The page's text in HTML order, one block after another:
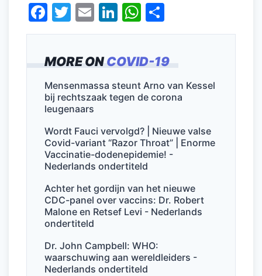
MORE ONCOVID-19
Mensenmassa steunt Arno van Kessel
bij rechtszaak tegen de corona
leugenaars
Wordt Fauci vervolgd? | Nieuwe valse
Covid-variant “Razor Throat” | Enorme
Vaccinatie-dodenepidemie! -
Nederlands ondertiteld
Achter het gordijn van het nieuwe
CDC-panel over vaccins: Dr. Robert
Malone en Retsef Levi - Nederlands
ondertiteld
Dr. John Campbell: WHO:
waarschuwing aan wereldleiders -
Nederlands ondertiteld
F
a
e
b
o
o
k
T
w
er
E
m
l
Li
n
e
dI
n
W
h
s
A
p
p
el
n